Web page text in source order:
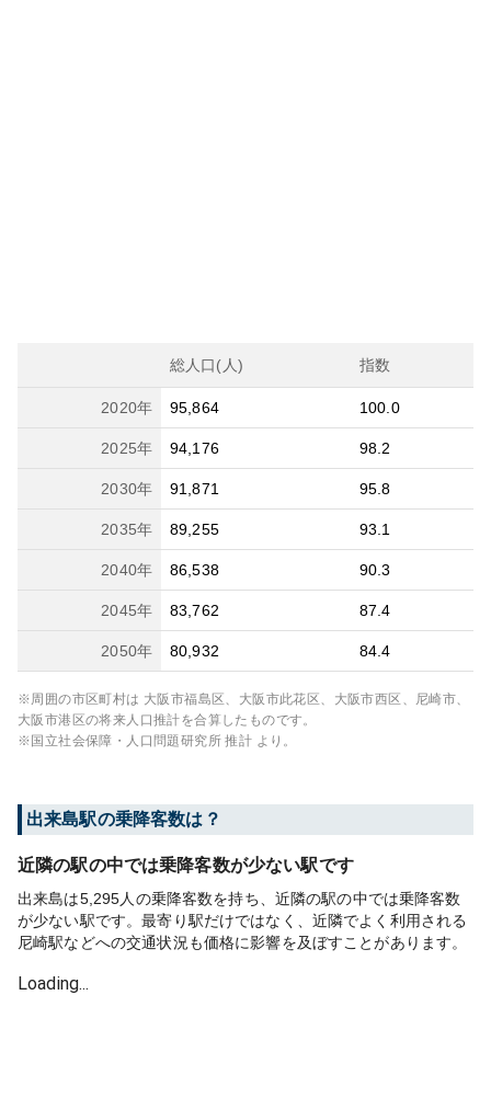
総人口(人) 指数
2020年 95,864 100.0
2025年 94,176 98.2
2030年 91,871 95.8
2035年 89,255 93.1
2040年 86,538 90.3
2045年 83,762 87.4
2050年 80,932 84.4
※周囲の市区町村は 大阪市福島区、大阪市此花区、大阪市西区、尼崎市、
大阪市港区の将来人口推計を合算したものです。
※国立社会保障・人口問題研究所 推計 より。
出来島駅の乗降客数は？
近隣の駅の中では乗降客数が少ない駅です
出来島は5,295人の乗降客数を持ち、近隣の駅の中では乗降客数
が少ない駅です。最寄り駅だけではなく、近隣でよく利用される
尼崎駅などへの交通状況も価格に影響を及ぼすことがあります。
Loading...